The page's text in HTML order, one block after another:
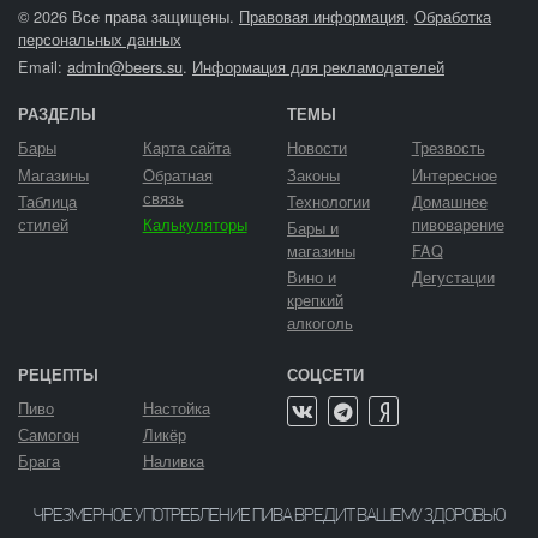
© 2026 Все права защищены. Правовая информация. Обработка
персональных данных
Email: admin@beers.su. Информация для рекламодателей
РАЗДЕЛЫ
Бары
Магазины
Таблица
стилей
Карта сайта
Обратная
связь
Калькуляторы
ТЕМЫ
Новости
Законы
Технологии
Бары и
магазины
Вино и
крепкий
алкоголь
Трезвость
Интересное
Домашнее
пивоварение
FAQ
Дегустации
РЕЦЕПТЫ
Пиво
Самогон
Брага
Настойка
Ликёр
Наливка
СОЦСЕТИ
ЧРЕЗМЕРНОЕ УПОТРЕБЛЕНИЕ ПИВА ВРЕДИТ ВАШЕМУ ЗДОРОВЬЮ